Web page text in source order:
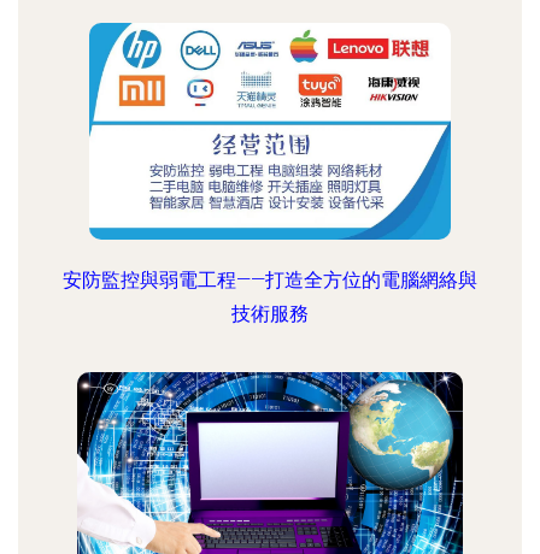
安防監控與弱電工程——打造全方位的電腦網絡與
技術服務